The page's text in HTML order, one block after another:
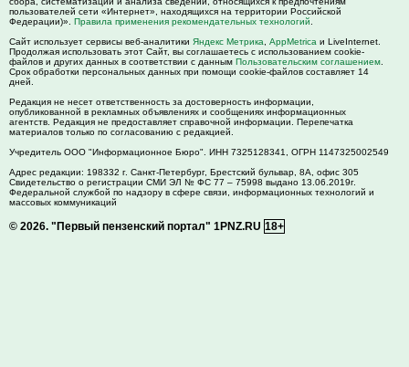
пользователей сети «Интернет», находящихся на территории Российской
Федерации)». Правила применения рекомендательных технологий
Сайт использует сервисы веб-аналитики Яндекс Метрика AppMetrica и LiveInternet.
Продолжая использовать этот Сайт, вы соглашаетесь с использованием cookie-
файлов и других данных в соответствии с данным Пользовательским соглашением
Срок обработки персональных данных при помощи cookie-файлов составляет 14
дней.
Редакция не несет ответственность за достоверность информации,
опубликованной в рекламных объявлениях и сообщениях информационных
агентств. Редакция не предоставляет справочной информации. Перепечатка
материалов только по согласованию с редакцией.
Учредитель ООО "Информационное Бюро". ИНН 7325128341, ОГРН 1147325002549
Адрес редакции: 198332 г. Санкт-Петербург, Брестский бульвар, 8А, офис 305
Свидетельство о регистрации СМИ ЭЛ № ФС 77 – 75998 выдано 13.06.2019г.
Федеральной службой по надзору в сфере связи, информационных технологий и
массовых коммуникаций
© 2026. "Первый пензенский портал" 1PNZ.RU 18+